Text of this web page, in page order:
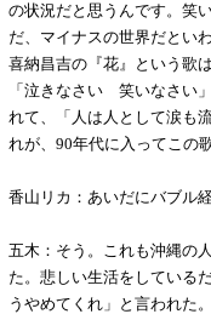
の状況だと思うんです。笑
だ、マイナスの世界だとい
喜納昌吉の『花』という歌
「泣きなさい 笑いなさい
れて、「人は人として涙も
れが、90年代に入ってこの
香山リカ：あいだにバブル
五木：そう。これも沖縄の
た。悲しい生活をしている
うやめてくれ」と言われた